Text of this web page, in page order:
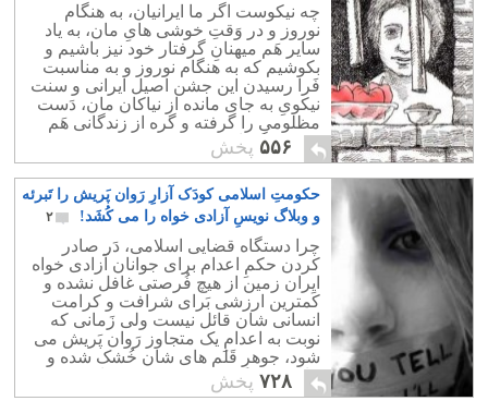
چه نیکوست اگر ما ایرانیان، به هنگام
نوروز و در وَقتِ خوشی هایِ مان، به یاد
سایر هَم میهنانِ گرفتار خود نیز باشیم و
بکوشیم که به هنگام نوروز و به مناسبت
فَرا رسیدن این جشن اصیل ایرانی و سنت
نیکویِ به جای مانده از نیاکان مان، دَست
مظلومی را گرفته و گره از زندگانی هَم
میهنی بگشاییم.
۵۵۶ پخش
حکومتِ اسلامی کودَک آزارِ رَوان پَریش را تَبرئه
و وبلاگ نویسِ آزادی خواه را می کُشَد!
۲
چرا دستگاه قضایی اسلامی، دَر صادر
کردن حکمِ اعدام برای جوانان آزادی خواه
ایران زمین از هیچ فُرصتی غافل نشده و
کَمترین ارزشی بَرای شرافت و کرامت
انسانی شان قائل نیست ولی زَمانی که
نوبت به اعدامِ یک متجاوز رَوان پَریش می
شود، جوهرِ قَلم های شان خُشک شده و
نیاز به تحقیق و بررسی بیشتر دارند؟
۷۲۸ پخش